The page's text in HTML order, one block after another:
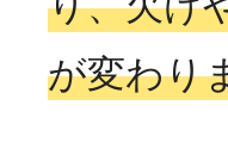
が変わり